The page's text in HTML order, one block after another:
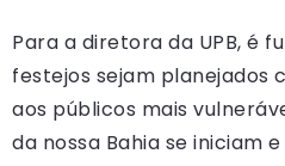
Para a diretora da UPB, é
festejos sejam planejados
aos públicos mais
da nossa Bahia se iniciam